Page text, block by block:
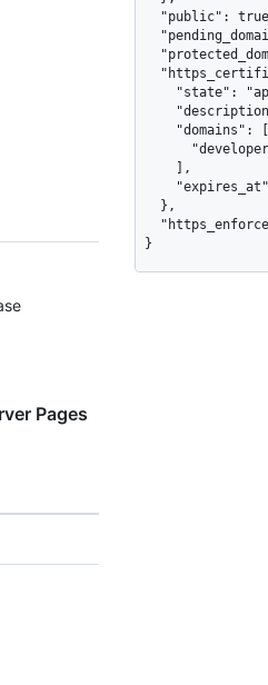
Pages
}